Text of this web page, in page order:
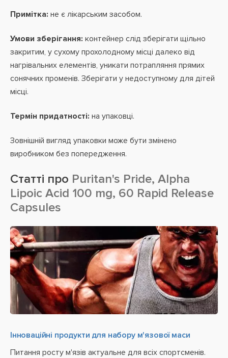
Примітка: не є лікарським засобом.
Умови зберігання: контейнер слід зберігати щільно
закритим, у сухому прохолодному місці далеко від
нагрівальних елементів, уникати потрапляння прямих
сонячних променів. Зберігати у недоступному для дітей
місці.
Термін придатності: на упаковці.
Зовнішній вигляд упаковки може бути змінено
виробником без попередження.
Статті про Puritan's Pride, Alpha
Lipoic Acid 100 mg, 60 Rapid Release
Capsules
Інноваційні продукти для набору м'язової маси
Питання росту м'язів актуальне для всіх спортсменів.